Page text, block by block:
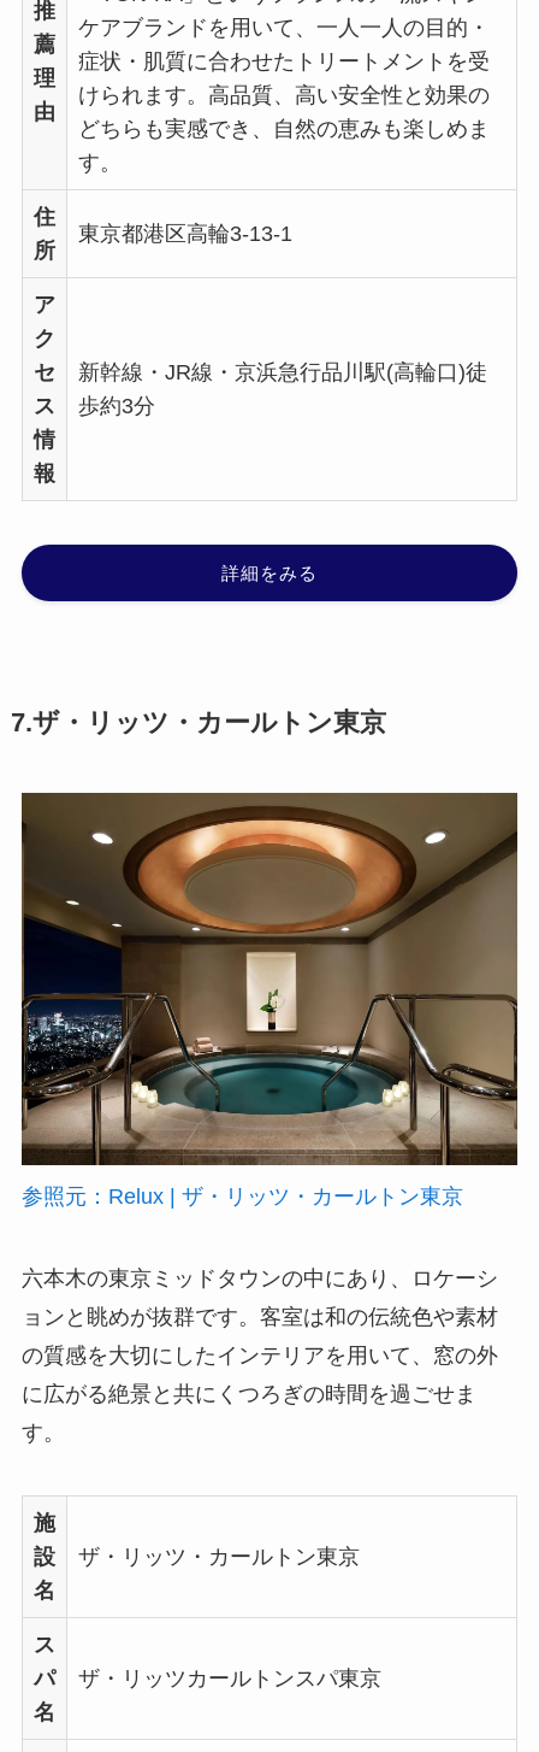
推
薦
理
由
ケアブランドを用いて、一人一人の目的・
症状・肌質に合わせたトリートメントを受
けられます。高品質、高い安全性と効果の
どちらも実感でき、自然の恵みも楽しめま
す。
住
所
東京都港区高輪3-13-1
ア
ク
セ
ス
情
報
新幹線・JR線・京浜急行品川駅(高輪口)徒
歩約3分
詳細をみる
7.ザ・リッツ・カールトン東京
参照元：Relux | ザ・リッツ・カールトン東京
六本木の東京ミッドタウンの中にあり、ロケーシ
ョンと眺めが抜群です。客室は和の伝統色や素材
の質感を大切にしたインテリアを用いて、窓の外
に広がる絶景と共にくつろぎの時間を過ごせま
す。
施
設
名
ザ・リッツ・カールトン東京
ス
パ
名
ザ・リッツカールトンスパ東京